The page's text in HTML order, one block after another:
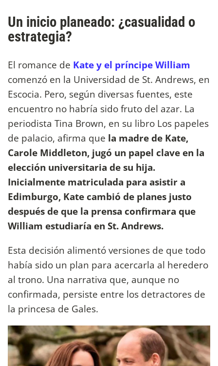
Un inicio planeado: ¿casualidad o
estrategia?
El romance de Kate y el príncipe William
comenzó en la Universidad de St. Andrews, en
Escocia. Pero, según diversas fuentes, este
encuentro no habría sido fruto del azar. La
periodista Tina Brown, en su libro Los papeles
de palacio, afirma que la madre de Kate,
Carole Middleton, jugó un papel clave en la
elección universitaria de su hija.
Inicialmente matriculada para asistir a
Edimburgo, Kate cambió de planes justo
después de que la prensa confirmara que
William estudiaría en St. Andrews.
Esta decisión alimentó versiones de que todo
había sido un plan para acercarla al heredero
al trono. Una narrativa que, aunque no
confirmada, persiste entre los detractores de
la princesa de Gales.